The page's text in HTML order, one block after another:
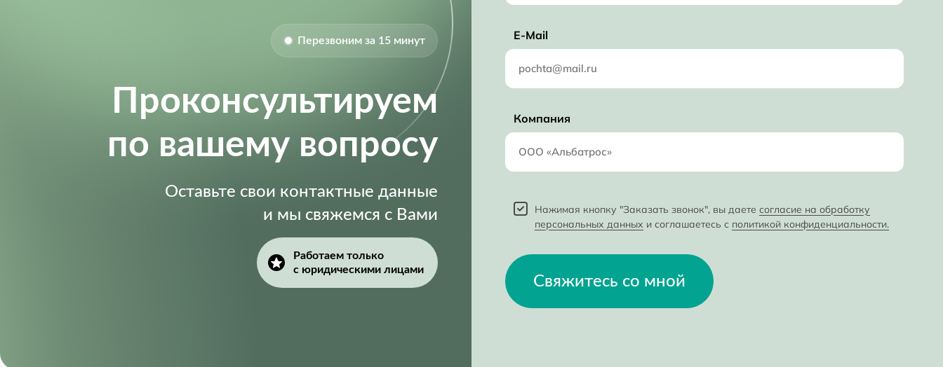
Перезвоним за 15 минут
Проконсультируем
по вашему вопросу
Оставьте свои контактные данные
и мы свяжемся с Вами
Работаем только
с юридическими лицами
E-Mail
Компания
Нажимая кнопку "Заказать звонок", вы даете согласие на обработку
персональных данных и соглашаетесь с политикой конфиденциальности.
Свяжитесь со мной